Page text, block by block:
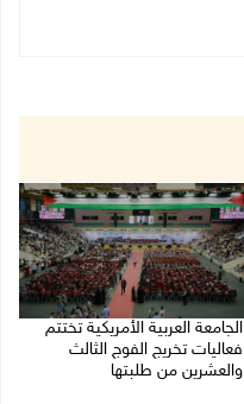
الجامعة العربية الأمريكية تختتم
فعاليات تخريج الفوج الثالث
والعشرين من طلبتها